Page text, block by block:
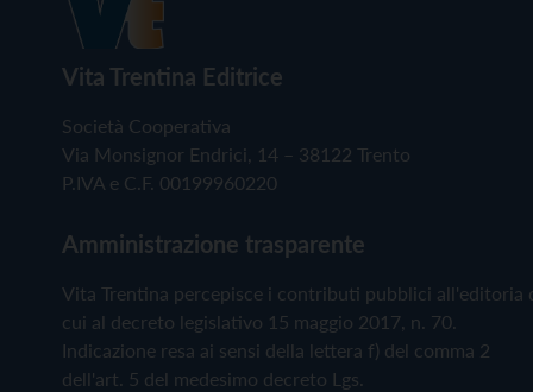
Vita Trentina Editrice
Società Cooperativa
Via Monsignor Endrici, 14 – 38122 Trento
P.IVA e C.F. 00199960220
Amministrazione trasparente
Vita Trentina percepisce i contributi pubblici all'editoria
cui al decreto legislativo 15 maggio 2017, n. 70.
Indicazione resa ai sensi della lettera f) del comma 2
dell'art. 5 del medesimo decreto Lgs.